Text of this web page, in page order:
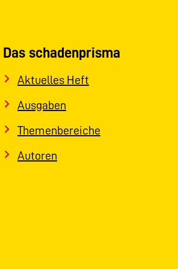
Das schadenprisma
Aktuelles Heft
Ausgaben
Themenbereiche
Autoren